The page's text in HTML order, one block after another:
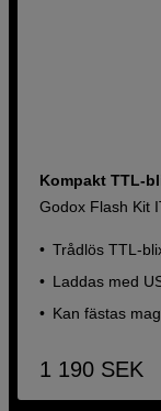
Kompakt TTL-
Godox Flash Kit
Trådlös TTL-
Laddas med
Kan fästas
1 190 SEK